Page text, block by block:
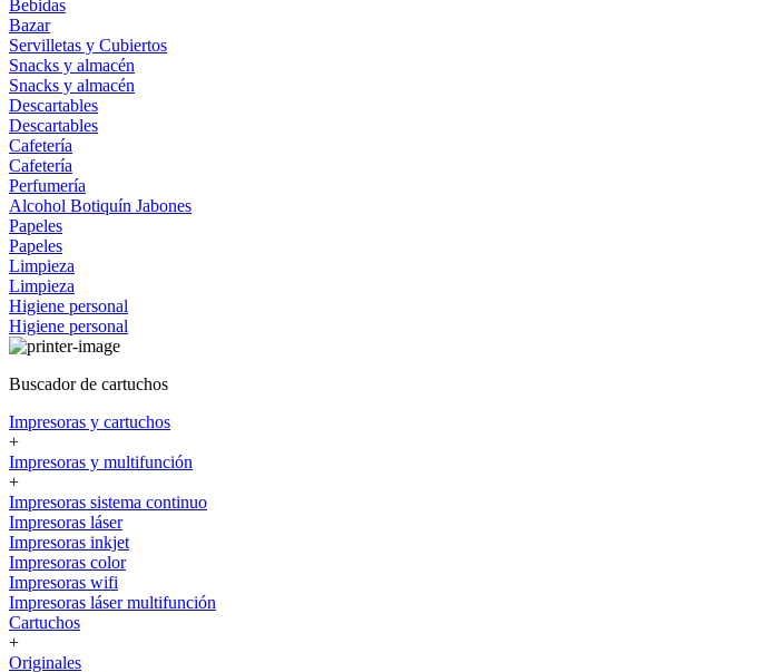
Bebidas
Bazar
Servilletas y Cubiertos
Snacks y almacén
Snacks y almacén
Descartables
Descartables
Cafetería
Cafetería
Perfumería
Alcohol Botiquín Jabones
Papeles
Papeles
Limpieza
Limpieza
Higiene personal
Higiene personal
Buscador de cartuchos
Impresoras y cartuchos
+
Impresoras y multifunción
+
Impresoras sistema continuo
Impresoras láser
Impresoras inkjet
Impresoras color
Impresoras wifi
Impresoras láser multifunción
Cartuchos
+
Originales